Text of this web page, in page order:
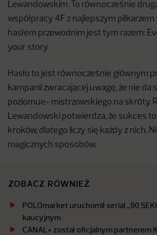
Lewandowskim. To równocześnie
współpracy 4F z najlepszym piłkarzem
hasłem przewodnim jest tym razem:
your story.
Hasło to jest równocześnie głównym
kampanii zwracającej uwagę, że nie da
poziomue- mistrzowskiego na skróty.
Lewandowski potwierdza, że sukces to
kroków, dlatego liczy się każdy z nich.
magicznych sposobów.
ZOBACZ RÓWNIEŻ
POLOmarket uruchomił serial „90
kaucyjnym
CANAL+ został oficjalnym partnerem